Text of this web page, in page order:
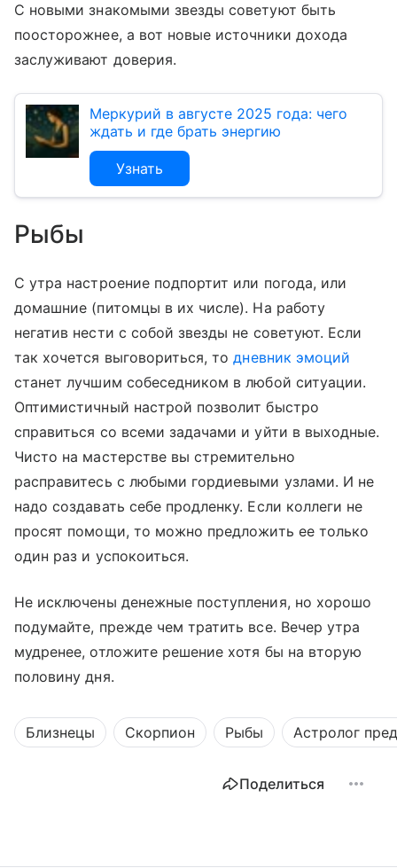
С новыми знакомыми звезды советуют быть
поосторожнее, а вот новые источники дохода
заслуживают доверия.
Меркурий в августе 2025 года: чего
ждать и где брать энергию
Узнать
Рыбы
С утра настроение подпортит или погода, или
домашние (питомцы в их числе). На работу
негатив нести с собой звезды не советуют. Если
так хочется выговориться, тодневник эмоций
станет лучшим собеседником в любой ситуации.
Оптимистичный настрой позволит быстро
справиться со всеми задачами и уйти в выходные.
Чисто на мастерстве вы стремительно
расправитесь с любыми гордиевыми узлами. И не
надо создавать себе продленку. Если коллеги не
просят помощи, то можно предложить ее только
один раз и успокоиться.
Не исключены денежные поступления, но хорошо
подумайте, прежде чем тратить все. Вечер утра
мудренее, отложите решение хотя бы на вторую
половину дня.
Близнецы Скорпион Рыбы Астролог
Поделиться